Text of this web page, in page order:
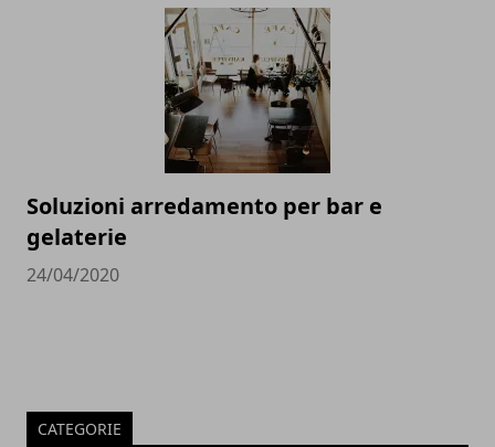
Soluzioni arredamento per bar e
gelaterie
24/04/2020
CATEGORIE